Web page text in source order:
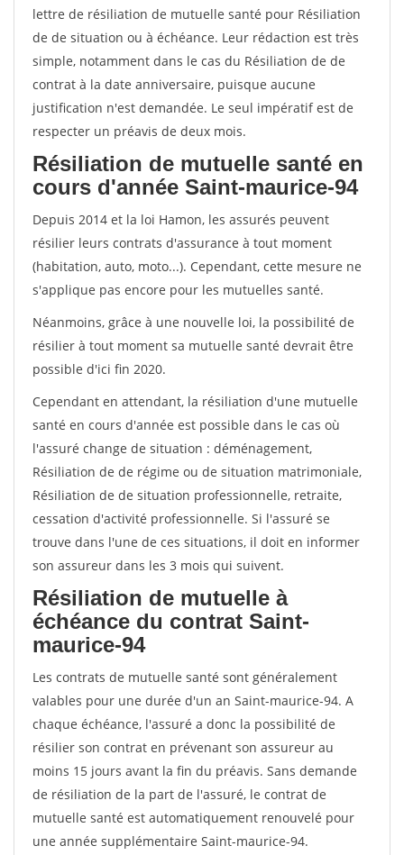
lettre de résiliation de mutuelle santé pour Résiliation
de de situation ou à échéance. Leur rédaction est très
simple, notamment dans le cas du Résiliation de de
contrat à la date anniversaire, puisque aucune
justification n'est demandée. Le seul impératif est de
respecter un préavis de deux mois.
Résiliation de mutuelle santé en
cours d'année Saint-maurice-94
Depuis 2014 et la loi Hamon, les assurés peuvent
résilier leurs contrats d'assurance à tout moment
(habitation, auto, moto...). Cependant, cette mesure ne
s'applique pas encore pour les mutuelles santé.
Néanmoins, grâce à une nouvelle loi, la possibilité de
résilier à tout moment sa mutuelle santé devrait être
possible d'ici fin 2020.
Cependant en attendant, la résiliation d'une mutuelle
santé en cours d'année est possible dans le cas où
l'assuré change de situation : déménagement,
Résiliation de de régime ou de situation matrimoniale,
Résiliation de de situation professionnelle, retraite,
cessation d'activité professionnelle. Si l'assuré se
trouve dans l'une de ces situations, il doit en informer
son assureur dans les 3 mois qui suivent.
Résiliation de mutuelle à
échéance du contrat Saint-
maurice-94
Les contrats de mutuelle santé sont généralement
valables pour une durée d'un an Saint-maurice-94. A
chaque échéance, l'assuré a donc la possibilité de
résilier son contrat en prévenant son assureur au
moins 15 jours avant la fin du préavis. Sans demande
de résiliation de la part de l'assuré, le contrat de
mutuelle santé est automatiquement renouvelé pour
une année supplémentaire Saint-maurice-94.